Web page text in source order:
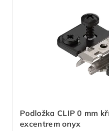
Podložka CLIP 0 mm
excentrem onyx